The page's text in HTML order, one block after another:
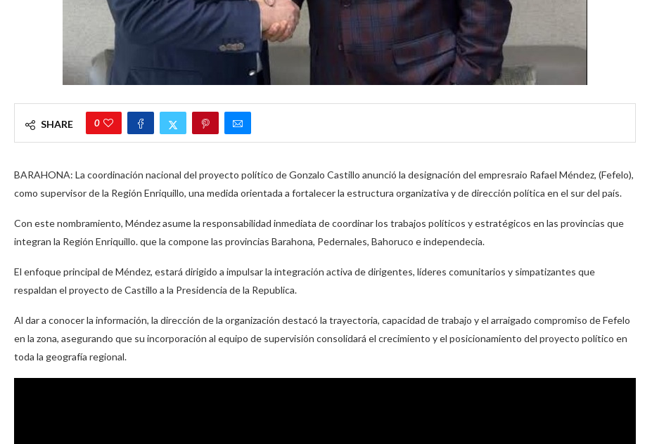
SHARE 0
BARAHONA: La coordinación nacional del proyecto político de Gonzalo Castillo anunció la designación del empresraio Rafael Méndez, (Fefelo),
como supervisor de la Región Enriquillo, una medida orientada a fortalecer la estructura organizativa y de dirección política en el sur del país.
Con este nombramiento, Méndez asume la responsabilidad inmediata de coordinar los trabajos políticos y estratégicos en las provincias que
integran la Región Enriquillo. que la compone las provincias Barahona, Pedernales, Bahoruco e independecia.
El enfoque principal de Méndez, estará dirigido a impulsar la integración activa de dirigentes, líderes comunitarios y simpatizantes que
respaldan el proyecto de Castillo a la Presidencia de la Republica.
Al dar a conocer la información, la dirección de la organización destacó la trayectoria, capacidad de trabajo y el arraigado compromiso de Fefelo
en la zona, asegurando que su incorporación al equipo de supervisión consolidará el crecimiento y el posicionamiento del proyecto político en
toda la geografía regional.